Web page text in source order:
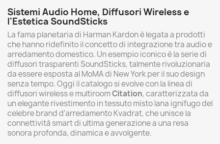
Sistemi Audio Home, Diffusori Wireless e
l'Estetica SoundSticks
La fama planetaria di Harman Kardon è legata a prodotti
che hanno ridefinito il concetto di integrazione tra audio e
arredamento domestico. Un esempio iconico è la serie di
diffusori trasparenti SoundSticks, talmente rivoluzionaria
da essere esposta al MoMA di New York per il suo design
senza tempo. Oggi il catalogo si evolve con la linea di
diffusori wireless e multiroomCitation, caratterizzata da
un elegante rivestimento in tessuto misto lana ignifugo del
celebre brand d'arredamento Kvadrat, che unisce la
connettività smart di ultima generazione a una resa
sonora profonda, dinamica e avvolgente.